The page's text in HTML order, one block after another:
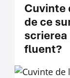
Cuvinte
de ce
scrierea
fluent?